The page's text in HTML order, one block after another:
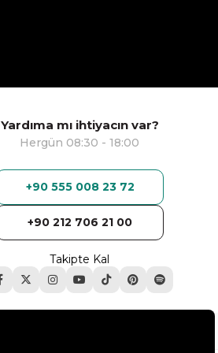
Yardıma mı ihtiyacın var?
Hergün 08:30 - 18:00
+90 555 008 23 72
+90 212 706 21 00
Takipte Kal